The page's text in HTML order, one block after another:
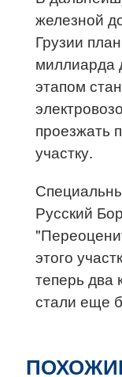
железной
Грузии
этапом
проезжать
участку.
Русский
этого
теперь два
стали еще